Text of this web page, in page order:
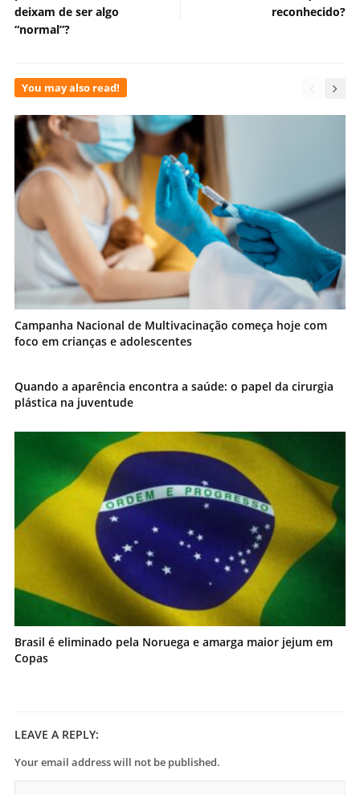
deixam de ser algo
“normal”?
reconhecido?
You may also read!
Campanha Nacional de Multivacinação começa hoje com
foco em crianças e adolescentes
Quando a aparência encontra a saúde: o papel da cirurgia
plástica na juventude
Brasil é eliminado pela Noruega e amarga maior jejum em
Copas
LEAVE A REPLY:
Your email address will not be published.